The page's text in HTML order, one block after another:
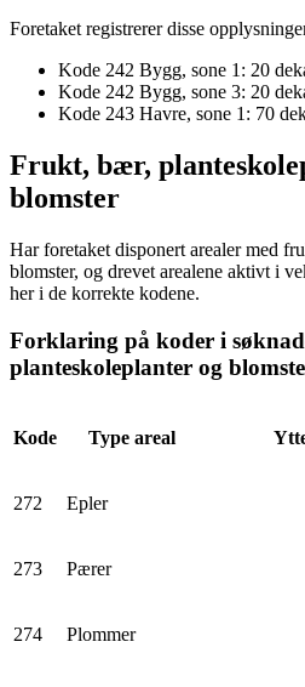
Foretaket registrerer disse
Kode 242 Bygg, sone 1: 20
Kode 242 Bygg, sone 3: 20
Kode 243 Havre, sone 1: 70
Frukt, bær,
blomster
Har foretaket disponert arealer med
blomster, og drevet arealene aktivt i
her i de korrekte kodene.
Forklaring på koder i
planteskoleplanter og
Kode Type areal
272 Epler
273 Pærer
274 Plommer